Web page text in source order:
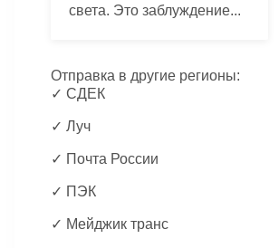
света. Это заблуждение...
Отправка в другие регионы:
✓ СДЕК
✓ Луч
✓ Почта России
✓ ПЭК
✓ Мейджик транс